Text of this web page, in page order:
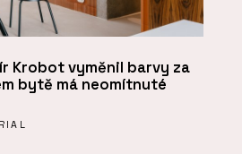
Krobot vyměnil barvy za
bytě má neomítnuté